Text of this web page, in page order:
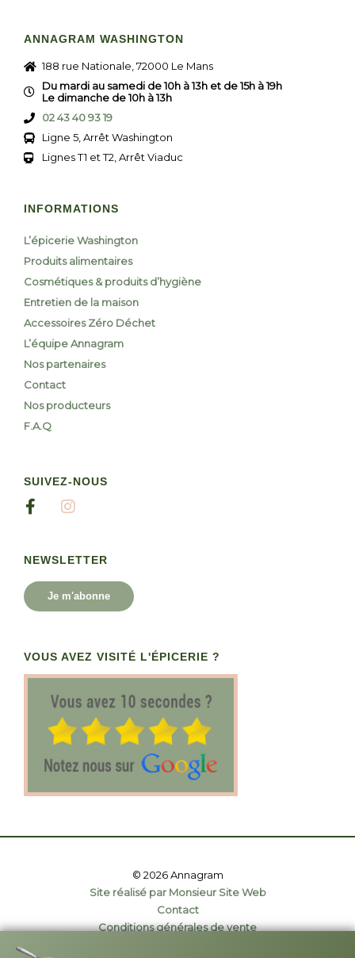
ANNAGRAM WASHINGTON
188 rue Nationale, 72000 Le Mans
Du mardi au samedi de 10h à 13h et de 15h à 19h
Le dimanche de 10h à 13h
02 43 40 93 19
Ligne 5, Arrêt Washington
Lignes T1 et T2, Arrêt Viaduc
INFORMATIONS
L’épicerie Washington
Produits alimentaires
Cosmétiques & produits d’hygiène
Entretien de la maison
Accessoires Zéro Déchet
L’équipe Annagram
Nos partenaires
Contact
Nos producteurs
F.A.Q
SUIVEZ-NOUS
NEWSLETTER
Je m'abonne
VOUS AVEZ VISITÉ L'ÉPICERIE ?
© 2026 Annagram
Site réalisé par Monsieur Site Web
Contact
Conditions générales de vente